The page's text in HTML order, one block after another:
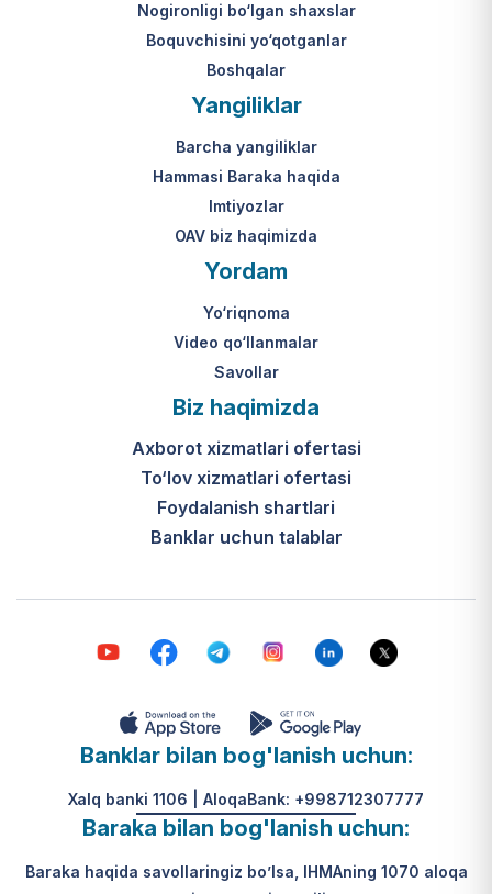
Nogironligi bo‘lgan shaxslar
Boquvchisini yo‘qotganlar
Boshqalar
Yangiliklar
Barcha yangiliklar
Hammasi Baraka haqida
Imtiyozlar
OAV biz haqimizda
Yordam
Yo‘riqnoma
Video qo‘llanmalar
Savollar
Biz haqimizda
Axborot xizmatlari ofertasi
To‘lov xizmatlari ofertasi
Foydalanish shartlari
Banklar uchun talablar
Banklar bilan bog'lanish uchun:
Xalq banki 1106 | AloqaBank: +998712307777
Baraka bilan bog'lanish uchun:
Baraka haqida savollaringiz bo’lsa, IHMAning 1070 aloqa